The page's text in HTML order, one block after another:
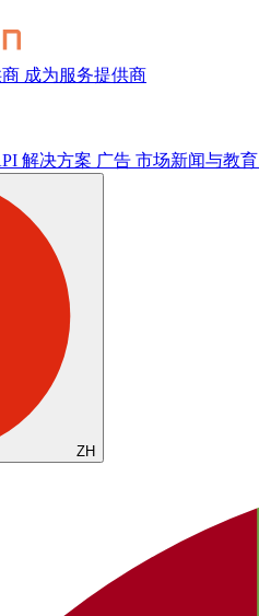
成为服务提供商
解决方案 广告 市场新闻与教育
ZH